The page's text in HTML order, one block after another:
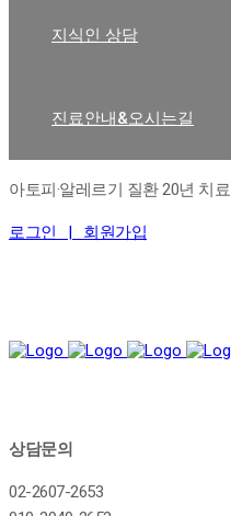
지식인 상담
진료안내&오시는길
아토피·알레르기 질환 20년 치료
로그인 | 회원가입
상담문의
02-2607-2653